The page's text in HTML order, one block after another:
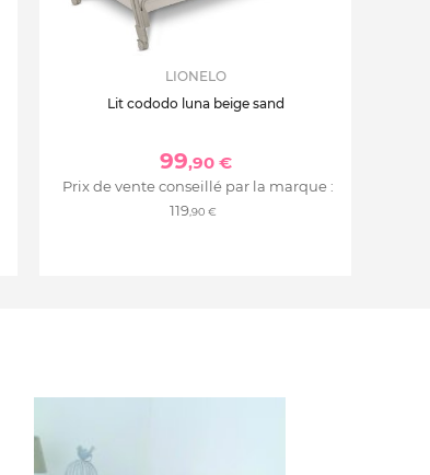
LIONELO
Lit cododo luna beige sand
99,90 €
Prix de vente conseillé par la marque :
119,90 €